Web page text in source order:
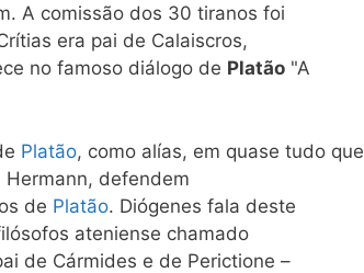
A comissão dos 30 tiranos foi
era pai de Calaiscros,
no famoso diálogo de Platão "A
Platão, como alías, em quase tudo que
Hermann, defendem
de Platão. Diógenes fala deste
ateniense chamado
de Cármides e de Perictione –